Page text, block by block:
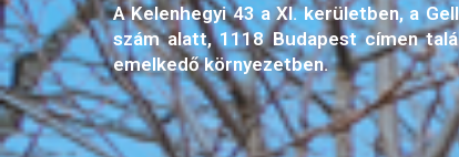
A Kelenhegyi 43 a XI. kerületben, a
szám alatt, 1118 Budapest címen
emelkedő környezetben.